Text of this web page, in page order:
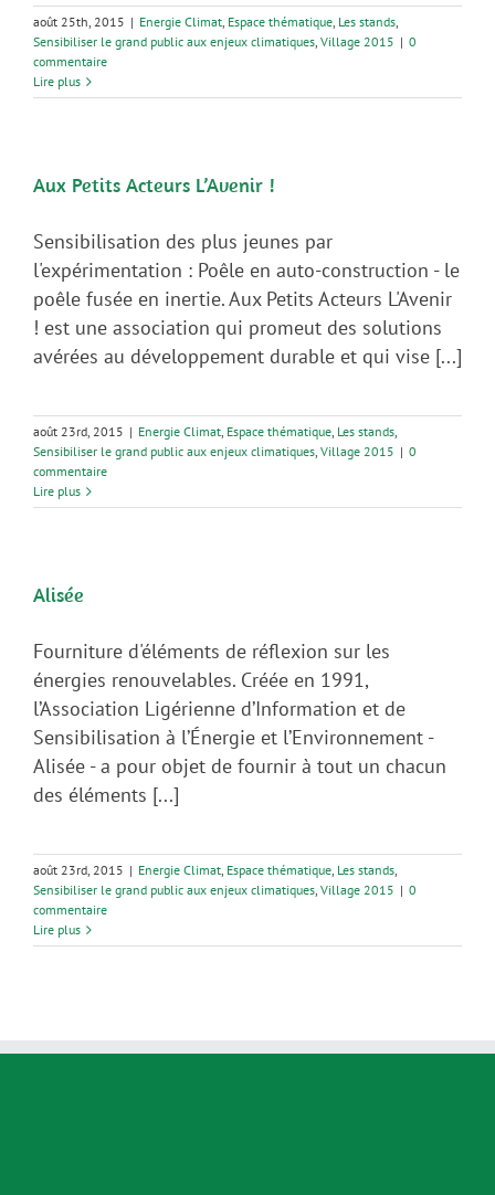
août 25th, 2015 | Energie Climat, Espace thématique, Les stands,
Sensibiliser le grand public aux enjeux climatiques, Village 2015 | 0
commentaire
Lire plus
Aux Petits Acteurs L’Avenir !
Sensibilisation des plus jeunes par
l'expérimentation : Poêle en auto-construction - le
poêle fusée en inertie. Aux Petits Acteurs L'Avenir
! est une association qui promeut des solutions
avérées au développement durable et qui vise [...]
août 23rd, 2015 | Energie Climat, Espace thématique, Les stands,
Sensibiliser le grand public aux enjeux climatiques, Village 2015 | 0
commentaire
Lire plus
Alisée
Fourniture d'éléments de réflexion sur les
énergies renouvelables. Créée en 1991,
l’Association Ligérienne d’Information et de
Sensibilisation à l’Énergie et l’Environnement -
Alisée - a pour objet de fournir à tout un chacun
des éléments [...]
août 23rd, 2015 | Energie Climat, Espace thématique, Les stands,
Sensibiliser le grand public aux enjeux climatiques, Village 2015 | 0
commentaire
Lire plus